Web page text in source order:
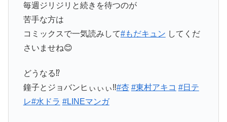
毎週ジリジリと続きを待つのが
苦手な方は
コミックスで一気読みして#もだキュン してくだ
さいませね😊
どうなる⁉️
鐘子とジョバンヒぃぃぃ‼️#杏 #東村アキコ #日テ
レ#水ドラ #LINEマンガ